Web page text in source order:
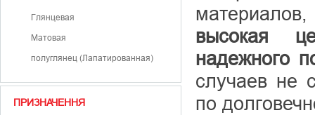
Глянцевая
Матовая
полуглянец (Лапатированная)
ПРИЗНАЧЕННЯ
высокая
надежного
случаев не
по